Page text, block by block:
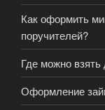
Как оформить
поручителей?
Где можно
Оформление